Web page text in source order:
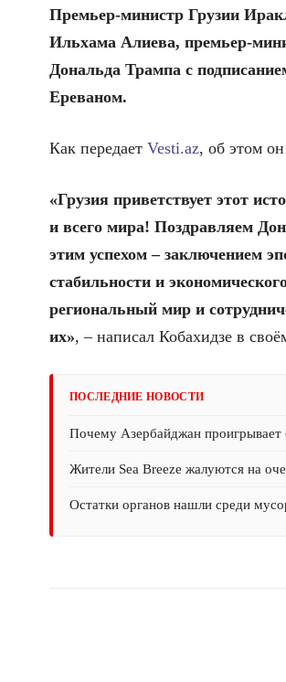
Премьер-министр Грузии
Ильхама Алиева, премьер-
Дональда Трампа с
Ереваном.
Как передает Vesti.az, об этом
«Грузия приветствует этот
и всего мира! Поздравляем
этим успехом – заключением
стабильности и
региональный мир и
их», – написал Кобахидзе в
ПОСЛЕДНИЕ НОВОСТИ
Почему Азербайджан проигрывает
Жители Sea Breeze жалуются на
Остатки органов нашли среди